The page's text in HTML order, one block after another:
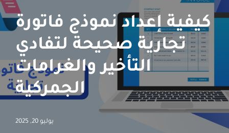
كيفية إعداد نموذج فاتورة
تجارية صحيحة لتفادي
التأخير والغرامات
الجمركية
يوليو 20, 2025